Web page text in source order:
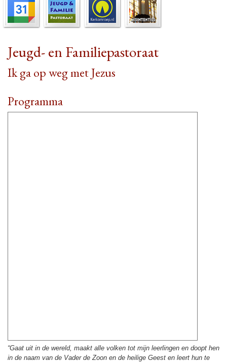
Jeugd- en Familiepastoraat
Ik ga op weg met Jezus
Pro­gram­ma
“Gaat uit in de wereld, maakt alle volken tot mijn leer­lin­gen en doopt hen
in de naam van de Vader de Zoon en de heilige Geest en leert hun te